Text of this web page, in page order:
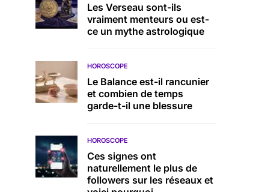
Les Verseau sont-ils
vraiment menteurs ou est-
ce un mythe astrologique
HOROSCOPE
Le Balance est-il rancunier
et combien de temps
garde-t-il une blessure
HOROSCOPE
Ces signes ont
naturellement le plus de
followers sur les réseaux et